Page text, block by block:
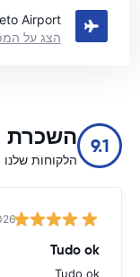
Airport
הצג על
9.1 השכרת
הלקוחות שלנו מדרגים
Tudo ok
Tudo ok